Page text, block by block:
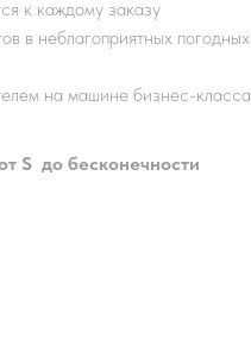
к каждому заказу
в неблагоприятных погодных
на машине бизнес-класса
S до бесконечности